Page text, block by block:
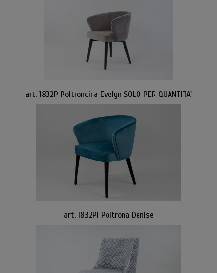
art. 1832P Poltroncina Evelyn SOLO PER QUANTITA'
art. 1832PI Poltrona Denise